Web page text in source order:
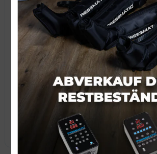
Telefon
Ich erkläre, dass ich die
und deren Bedingungen akzeptiere. Ich
Verarbeitung der im Formular
Zweck der Bearbeitung meiner Anfrage